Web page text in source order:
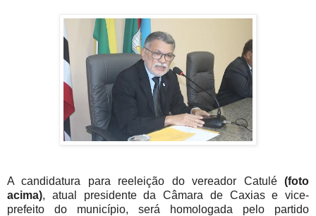
A candidatura para reeleição do vereador Catulé (foto
acima), atual presidente da Câmara de Caxias e vice-
prefeito do município, será homologada pelo partido